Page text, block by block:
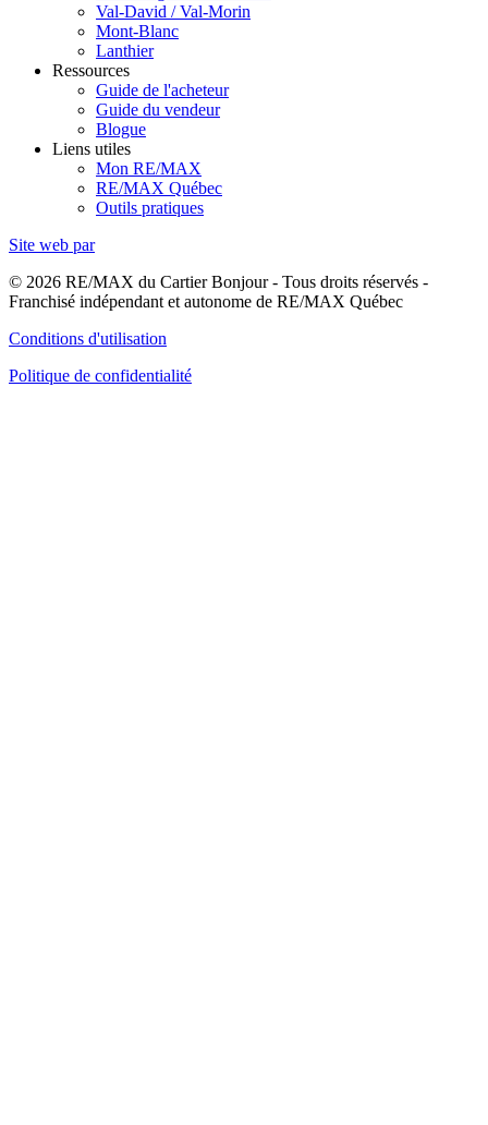
Val-David / Val-Morin
Mont-Blanc
Lanthier
Ressources
Guide de l'acheteur
Guide du vendeur
Blogue
Liens utiles
Mon RE/MAX
RE/MAX Québec
Outils pratiques
Site web par
© 2026 RE/MAX du Cartier Bonjour - Tous droits réservés -
Franchisé indépendant et autonome de RE/MAX Québec
Conditions d'utilisation
Politique de confidentialité